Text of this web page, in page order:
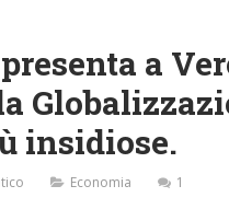
a
insidiose.
Economia 1